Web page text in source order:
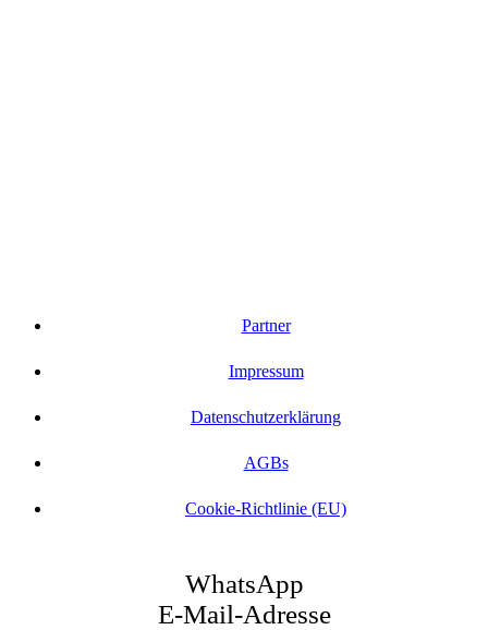
Partner
Impressum
Datenschutzerklärung
AGBs
Cookie-Richtlinie (EU)
WhatsApp
E-Mail-Adresse